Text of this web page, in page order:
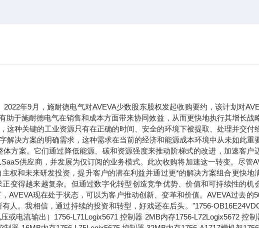
年9月，施耐德电气对AVEVA少数股东股权发起收购要约，该计划对
助于施耐德电气在销售和成本方面带来协同效益，从而更快地执行其增长战
这种关键的工业资源只有在正确的时间、安全的环境下被提取、处理并交付
解决方案的明确需求，这种需求在当前的经济和能源成本环境中从未如此重
方案。它们通过降低能源、碳和资源强度来推动阶梯式的改进，加速客户
供应商，并发展为仅订阅的业务模式。此次收购将加速这一转变。尽管
权和未来研发投资，提升客户的潜在利益并通过更*的解决方案组合更快地
变得越来越复杂。但通过数字化转型创造竞争优势、价值和可持续性的机
AVEVA现在处于状态，可以为客户推动创新、变革和价值。AVEVA过去的
人。我相信，通过持续的投资和转型，好戏还在后头。"1756-
电流输出）1756-L71Logix5671 控制器 2MB内存1756-L72Logix5672 控制